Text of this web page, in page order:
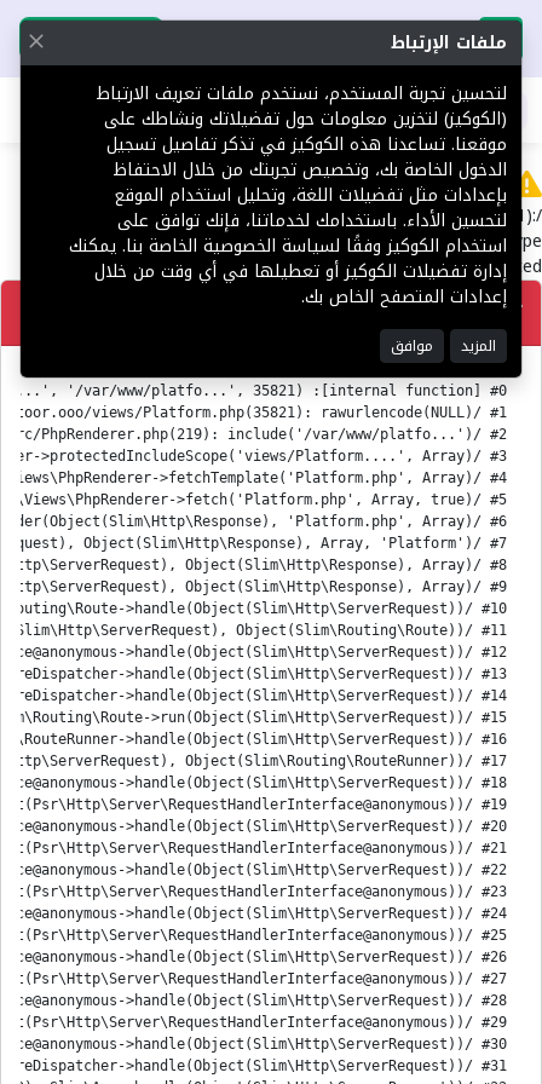
تحميل التطبيق تحميل التطبيق
اطلب عقارك
Error
/var/www/platform.toor.ooo/views/Platform.php(35821):
rawurlencode(): Passing null to parameter #1 ($string) of type
string is deprecated
تصحيح
ملفات الإرتباط
لتحسين تجربة المستخدم، نستخدم ملفات تعريف الارتباط
(الكوكيز) لتخزين معلومات حول تفضيلاتك ونشاطك على
موقعنا. تساعدنا هذه الكوكيز في تذكر تفاصيل تسجيل
الدخول الخاصة بك، وتخصيص تجربتك من خلال الاحتفاظ
بإعدادات مثل تفضيلات اللغة، وتحليل استخدام الموقع
لتحسين الأداء. باستخدامك لخدماتنا، فإنك توافق على
استخدام الكوكيز وفقًا لسياسة الخصوصية الخاصة بنا. يمكنك
إدارة تفضيلات الكوكيز أو تعطيلها في أي وقت من خلال
إعدادات المتصفح الخاص بك.
المزيد موافق